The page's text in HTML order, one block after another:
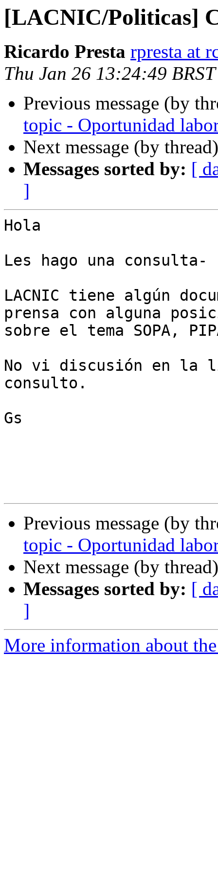
[LACNIC/Politicas]
Ricardo Presta rpresta at
Thu Jan 26 13:24:49
Previous message (by
topic - Oportunidad
Next message (by
Messages sorted by: [
]
Hola
Les hago una consulta-
LACNIC tiene algún
prensa con alguna
sobre el tema SOPA,
No vi discusión en la
consulto.
Gs
Previous message (by
topic - Oportunidad
Next message (by
Messages sorted by: [
]
More information about